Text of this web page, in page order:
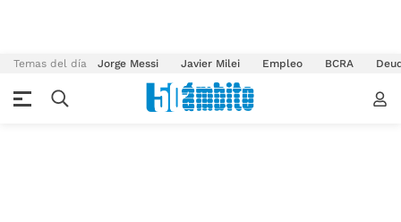
Temas del día Jorge Messi Javier Milei Empleo BCRA